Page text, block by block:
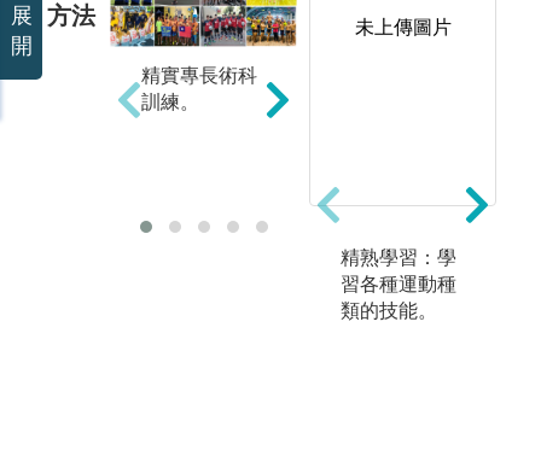
方法
精實專長術科
訓練。
專題研究計畫)
未上傳圖片
精熟學習：學
習各種運動種
類的技能。
展
開